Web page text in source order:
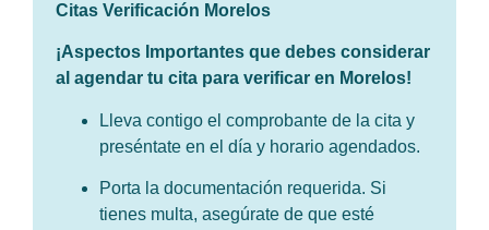
Citas Verificación Morelos
¡Aspectos Importantes que debes considerar
al agendar tu cita para verificar en Morelos!
Lleva contigo el comprobante de la cita y
preséntate en el día y horario agendados.
Porta la documentación requerida. Si
tienes multa, asegúrate de que esté